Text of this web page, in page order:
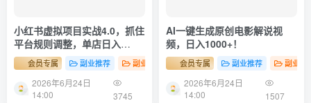
小红书虚拟项目实战4.0，抓住
平台规则调整，单店日入
500+！
会员专属 副业推荐 副业项目
2026年6月24日
14:00
3745
AI一键生成原创电影解说视
频，日入1000+！
会员专属 副业推荐 副业项
2026年6月24日
14:00
1507